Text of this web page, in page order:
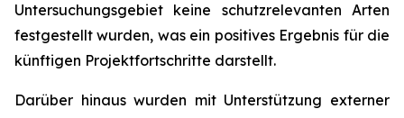
Untersuchungsgebiet keine schutzrelevanten Arten
festgestellt wurden, was ein positives Ergebnis für die
künftigen Projektfortschritte darstellt.
Darüber hinaus wurden mit Unterstützung externer